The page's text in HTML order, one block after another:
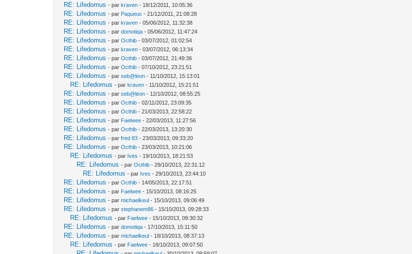
RE: Lifedomus - parkraven - 18/12/2011, 10:05:36
RE: Lifedomus - par Paqueuc - 21/12/2011, 21:08:28
RE: Lifedomus - parkraven - 05/06/2012, 11:32:38
RE: Lifedomus - pardomotiqa - 05/06/2012, 11:47:24
RE: Lifedomus - parOcthib - 03/07/2012, 01:02:54
RE: Lifedomus - parkraven - 03/07/2012, 06:13:34
RE: Lifedomus - parOcthib - 03/07/2012, 21:49:36
RE: Lifedomus - parOcthib - 07/10/2012, 23:21:51
RE: Lifedomus - parseb@leon - 11/10/2012, 15:13:01
RE: Lifedomus - parkraven - 11/10/2012, 15:21:51
RE: Lifedomus - parseb@leon - 12/10/2012, 08:55:25
RE: Lifedomus - parOcthib - 02/11/2012, 23:09:35
RE: Lifedomus - parOcthib - 21/03/2013, 22:58:22
RE: Lifedomus - par Faelwee - 22/03/2013, 11:27:56
RE: Lifedomus - parOcthib - 22/03/2013, 13:20:30
RE: Lifedomus - parfred 83 - 23/03/2013, 09:33:20
RE: Lifedomus - parOcthib - 23/03/2013, 10:21:06
RE: Lifedomus - par Ives - 19/10/2013, 18:21:53
RE: Lifedomus - parOcthib - 29/10/2013, 22:31:12
RE: Lifedomus - par Ives - 29/10/2013, 23:44:10
RE: Lifedomus - parOcthib - 14/05/2013, 22:17:51
RE: Lifedomus - par Faelwee - 15/10/2013, 08:16:25
RE: Lifedomus - parmichaelkeul - 15/10/2013, 09:06:49
RE: Lifedomus - parstephanem86 - 15/10/2013, 09:28:33
RE: Lifedomus - par Faelwee - 15/10/2013, 09:30:32
RE: Lifedomus - pardomotiqa - 17/10/2013, 15:11:50
RE: Lifedomus - parmichaelkeul - 18/10/2013, 08:37:13
RE: Lifedomus - par Faelwee - 18/10/2013, 09:07:50